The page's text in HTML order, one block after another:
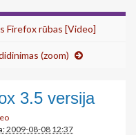
Firefox rūbas [Video]
(zoom)
3.5 versija
2009-08-08 12:37